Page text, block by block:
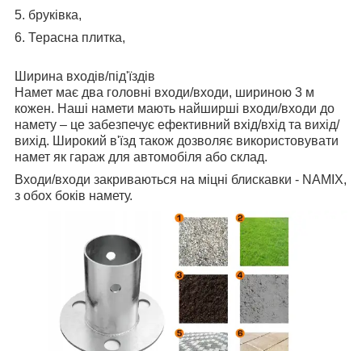
5. бруківка,
6. Терасна плитка,
Ширина входів/під'їздів
Намет має два головні входи/входи, шириною 3 м
кожен. Наші намети мають найширші входи/входи до
намету – це забезпечує ефективний вхід/вхід та вихід/
вихід. Широкий в'їзд також дозволяє використовувати
намет як гараж для автомобіля або склад.
Входи/входи закриваються на міцні блискавки - NAMIX,
з обох боків намету.